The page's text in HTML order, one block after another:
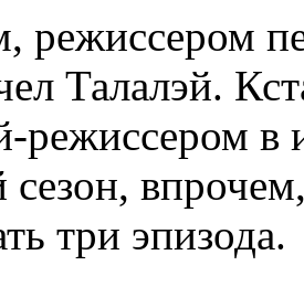
Талалэй.
в
сезон,
три эпизода.